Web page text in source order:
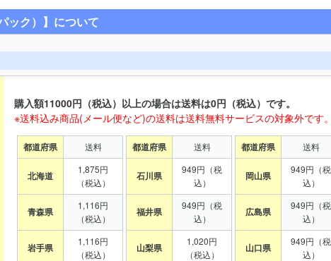
ック）】について
購入額11000円（税込）以上の場合は送料は0円（税込）です。
※送料込み商品(メール便など)の送料は送料無料サービスの対象外です。
都道府県 送料
北海道
1,875円
（税込）
青森県
1,116円
（税込）
岩手県
1,116円
（税込）
都道府県 送料
石川県
949円（税
込）
福井県
949円（税
込）
山梨県
1,020円
（税込）
都道府県 送料
岡山県
949円（税
込）
広島県
949円（税
込）
山口県
949円（税
込）